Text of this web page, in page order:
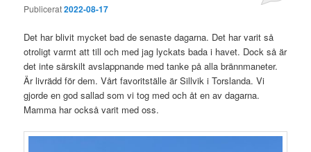
Publicerat2022-08-17
Det har blivit mycket bad de senaste dagarna. Det har varit så
otroligt varmt att till och med jag lyckats bada i havet. Dock så är
det inte särskilt avslappnande med tanke på alla brännmaneter.
Är livrädd för dem. Vårt favoritställe är Sillvik i Torslanda. Vi
gjorde en god sallad som vi tog med och åt en av dagarna.
Mamma har också varit med oss.